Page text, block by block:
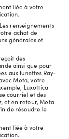
liée à votre
renseignements
achat de
générales et
des
ainsi que pour
aux lunettes Ray-
Meta, votre
Luxottica
courriel et des
et en retour, Meta
de résoudre le
liée à votre